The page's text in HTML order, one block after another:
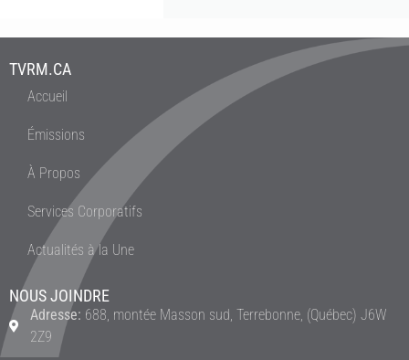
TVRM.CA
Accueil
Émissions
À Propos
Services Corporatifs
Actualités à la Une
NOUS JOINDRE
Adresse: 688, montée Masson sud, Terrebonne, (Québec) J6W
2Z9